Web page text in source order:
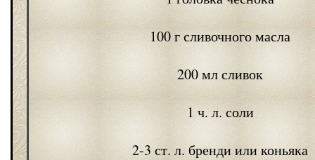
100 г сливочного масла
200 мл сливок
1 ч. л. соли
2-3 ст. л. бренди или коньяка